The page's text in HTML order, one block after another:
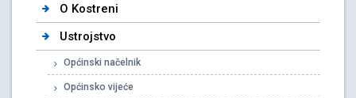
O Kostreni
Ustrojstvo
Općinski načelnik
Općinsko vijeće